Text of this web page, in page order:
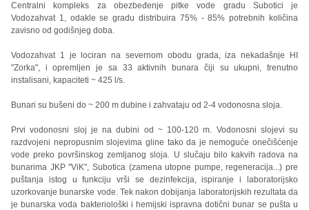
Centralni kompleks za obezbeđenje pitke vode gradu Subotici je
Vodozahvat 1, odakle se gradu distribuira 75% - 85% potrebnih količina
zavisno od godišnjeg doba.
Vodozahvat 1 je lociran na severnom obodu grada, iza nekadašnje HI
"Zorka", i opremljen je sa 33 aktivnih bunara čiji su ukupni, trenutno
instalisani, kapaciteti ~ 425 l/s.
Bunari su bušeni do ~ 200 m dubine i zahvataju od 2-4 vodonosna sloja.
Prvi vodonosni sloj je na dubini od ~ 100-120 m. Vodonosni slojevi su
razdvojeni nepropusnim slojevima gline tako da je nemoguće onečišćenje
vode preko površinskog zemljanog sloja. U slučaju bilo kakvih radova na
bunarima JKP "ViK", Subotica (zamena utopne pumpe, regeneracija...) pre
puštanja istog u funkciju vrši se dezinfekcija, ispiranje i laboratorijsko
uzorkovanje bunarske vode. Tek nakon dobijanja laboratorijskih rezultata da
je bunarska voda bakteriološki i hemijski ispravna dotični bunar se pušta u